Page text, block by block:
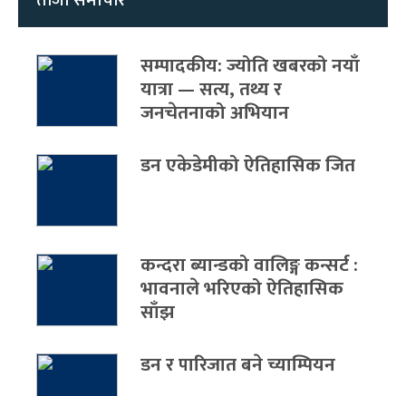
सम्पादकीय: ज्योति खबरको नयाँ
यात्रा — सत्य, तथ्य र
जनचेतनाको अभियान
डन एकेडेमीको ऐतिहासिक जित
कन्दरा ब्यान्डको वालिङ्ग कन्सर्ट :
भावनाले भरिएको ऐतिहासिक
साँझ
डन र पारिजात बने च्याम्पियन